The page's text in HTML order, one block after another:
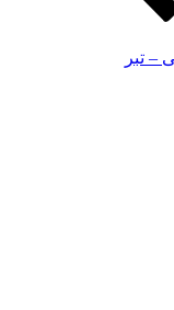
– تبر